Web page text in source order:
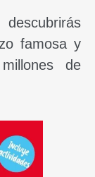
famosa y
de